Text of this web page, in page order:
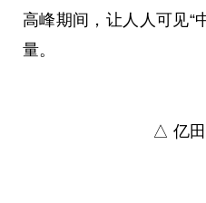
高峰期间，让人人可见“
量。
△ 亿田